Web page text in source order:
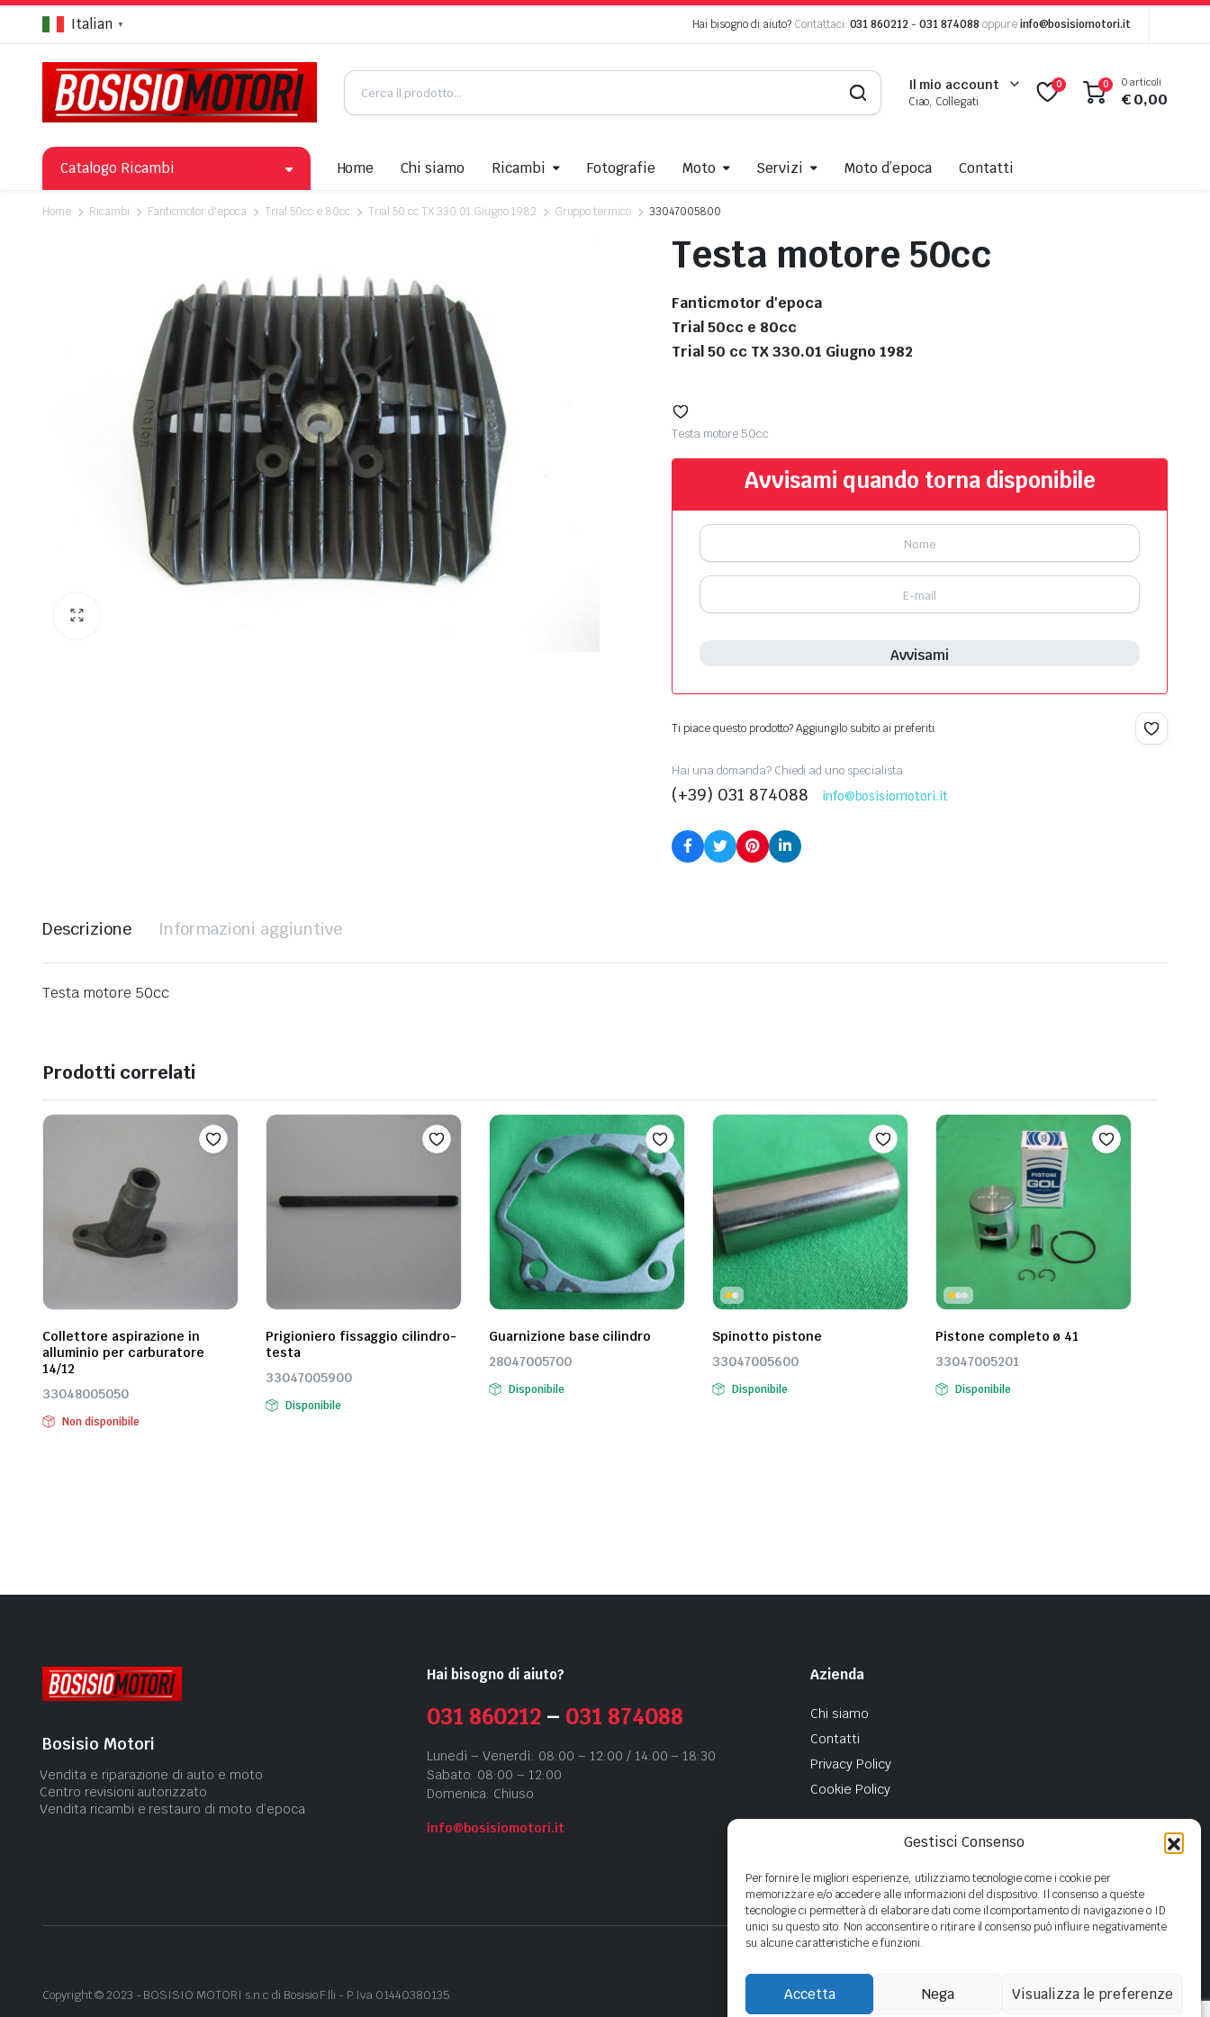
Gestisci Consenso
Per fornire le migliori esperienze, utilizziamo tecnologie come i cookie per
memorizzare e/o accedere alle informazioni del dispositivo. Il consenso a queste
tecnologie ci permetterà di elaborare dati come il comportamento di navigazione o ID
unici su questo sito. Non acconsentire o ritirare il consenso può influire negativamente
su alcune caratteristiche e funzioni.
Accetta Nega Visualizza le preferenze
Italian ▼ Hai bisogno di aiuto? Contattaci: 031 860212-031 874088oppure info@bosisiomotori.it
Il mio account
Ciao, Collegati
0 0 0 articoli
€0,00
Catalogo Ricambi Home Chi siamo Ricambi Fotografie Moto Servizi Moto d’epoca Contatti
Home Ricambi Fanticmotor d'epoca Trial 50cc e 80cc Trial 50 cc TX 330.01 Giugno 1982 Gruppo termico 33047005800
Testa motore 50cc
Fanticmotor d'epoca
Trial 50cc e 80cc
Trial 50 cc TX 330.01 Giugno 1982
Testa motore 50cc
Avvisami quando torna disponibile
Avvisami
Ti piace questo prodotto? Aggiungilo subito ai preferiti.
Hai una domanda? Chiedi ad uno specialista
(+39) 031 874088 info@bosisiomotori.it
Descrizione Informazioni aggiuntive
Testa motore 50cc
Prodotti correlati
Collettore aspirazione in
alluminio per carburatore
14/12
33048005050
Non disponibile
Prigioniero fissaggio cilindro-
testa
33047005900
Disponibile
Guarnizione base cilindro
28047005700
Disponibile
Spinotto pistone
33047005600
Disponibile
Pistone completo ø 41
33047005201
Disponibile
Bosisio Motori
Vendita e riparazione di auto e moto
Centro revisioni autorizzato
Vendita ricambi e restauro di moto d’epoca
Hai bisogno di aiuto?
031 860212 – 031 874088
Lunedì – Venerdì: 08:00 – 12:00 / 14:00 – 18:30
Sabato: 08:00 – 12:00
Domenica: Chiuso
info@bosisiomotori.it
Azienda
Chi siamo
Contatti
Privacy Policy
Cookie Policy
Copyright ©2023 - BOSISIO MOTORI s.n.c di Bosisio F.lli - P.Iva 01440380135